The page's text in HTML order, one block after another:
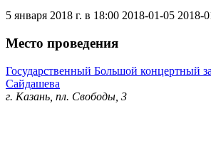
5 января 2018 г. в 18:00 2018-01-05 2018-
Место проведения
Государственный Большой концертный
Сайдашева
г. Казань, пл. Свободы, 3